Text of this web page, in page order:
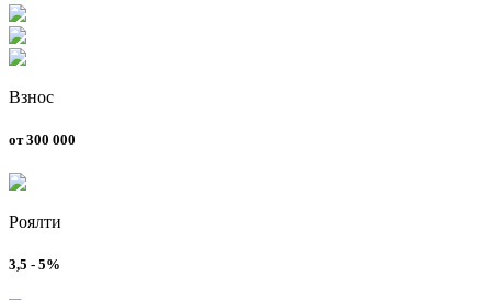
Взнос
от 300 000
Роялти
3,5 - 5%